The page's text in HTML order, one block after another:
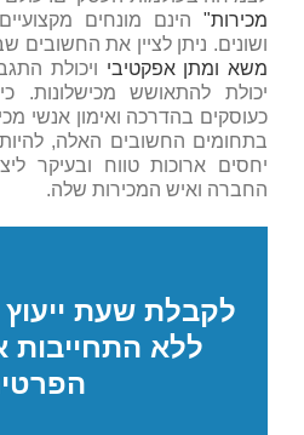
מכירות" הינם מונחים
ושונים. ניתן לציין את החשובים
משא ומתן אפקטיבי ויכולת
יכולת להתאושש מכישלונות.
כעוסקים בהדרכה ואימון אנשי
בתחומים החשובים האלה,
יחסים ארוכות טווח ובעיקר
החברה ואיש המכירות שלה.
לקבלת שעת ייעוץ
ללא התחייבות